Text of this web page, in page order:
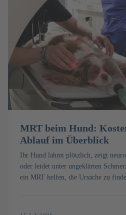
MRT beim Hund:
Ablauf im Überblick
Ihr Hund lahmt plötzlich, zeigt
oder leidet unter ungeklärten
ein MRT helfen, die Ursache zu